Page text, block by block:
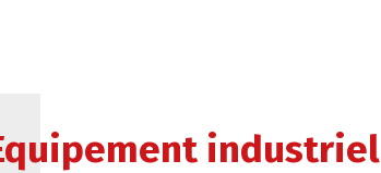
industriel